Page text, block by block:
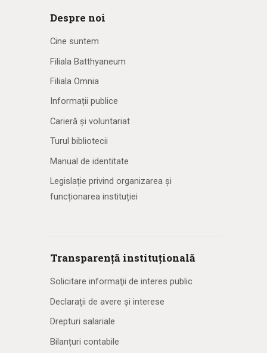
Despre noi
Cine suntem
Filiala Batthyaneum
Filiala Omnia
Informații publice
Carieră și voluntariat
Turul bibliotecii
Manual de identitate
Legislație privind organizarea și
funcționarea instituției
Transparență instituțională
Solicitare informaţii de interes public
Declarații de avere și interese
Drepturi salariale
Bilanțuri contabile